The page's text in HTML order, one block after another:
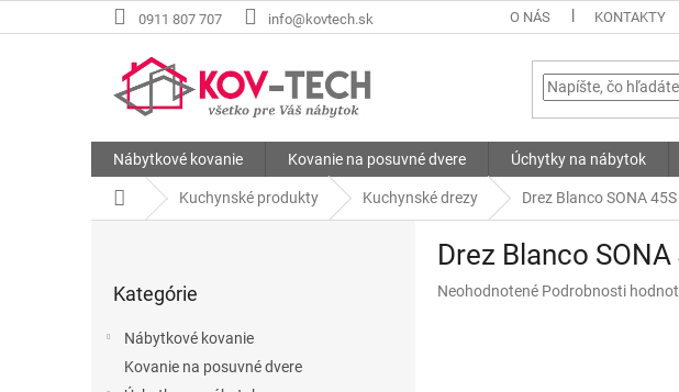
na
0911 807 707 info@kovtech.sk O NÁS KONTAKTY
Nábytkové kovanie Kovanie na posuvné dvere Úchytky na nábytok
DomovKuchynské produkty Kuchynské drezy Drez Blanco SONA 45S
kategórie
Kategórie
Nábytkové kovanie
Kovanie na posuvné dvere
Drez Blanco SONA
Priemerné
Neohodnotené Podrobnosti